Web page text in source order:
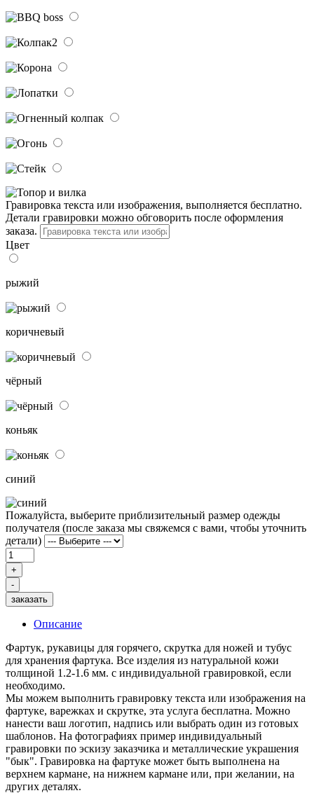
Гравировка текста или изображения, выполняется бесплатно.
Детали гравировки можно обговорить после оформления
заказа.
Цвет
рыжий
коричневый
чёрный
коньяк
синий
Пожалуйста, выберите приблизительный размер одежды
получателя (после заказа мы свяжемся с вами, чтобы уточнить
детали)
заказать
Описание
Фартук, рукавицы для горячего, скрутка для ножей и тубус
для хранения фартука. Все изделия из натуральной кожи
толщиной 1.2-1.6 мм. с индивидуальной гравировкой, если
необходимо.
Мы можем выполнить гравировку текста или изображения на
фартуке, варежках и скрутке, эта услуга бесплатна. Можно
нанести ваш логотип, надпись или выбрать один из готовых
шаблонов. На фотографиях пример индивидуальный
гравировки по эскизу заказчика и металлические украшения
"бык". Гравировка на фартуке может быть выполнена на
верхнем кармане, на нижнем кармане или, при желании, на
других деталях.